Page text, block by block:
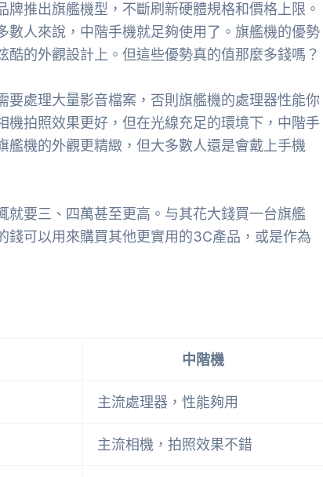
推出旗艦機型，不斷刷新硬體規格和價格上限。
人來說，中階手機就足夠使用了。旗艦機的優勢
的外觀設計上。但這些優勢真的值那麼多錢嗎？
處理大量影音檔案，否則旗艦機的處理器性能你
拍照效果更好，但在光線充足的環境下，中階手
機的外觀更精緻，但大多數人還是會戴上手機
要三、四萬甚至更高。与其花大錢買一台旗艦
可以用來購買其他更實用的3C產品，或是作為
中階機
主流處理器，性能夠用
主流相機，拍照效果不錯